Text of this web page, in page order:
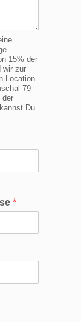
15% der
wir zur
Location
79
der
Du
*